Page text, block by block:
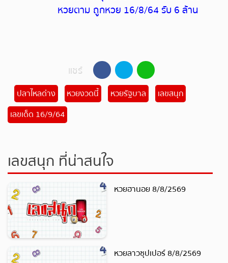
หวยตาม ถูกหวย 16/8/64 รับ 6 ล้าน
แชร์
ปลาไหลด่าง หวยงวดนี้ หวยรัฐบาล
เลขสนุก
เลขเด็ด 16/9/64
เลขสนุก ที่น่าสนใจ
หวยฮานอย 8/8/2569
หวยลาวซุปเปอร์ 8/8/2569